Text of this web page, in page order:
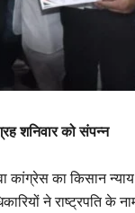
शनिवार को संपन्न
का किसान न्याय
ने राष्ट्रपति के